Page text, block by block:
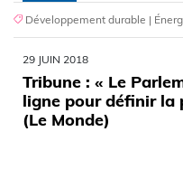
Développement durable |
29 JUIN 2018
Tribune : « Le
ligne pour définir la
(Le Monde)